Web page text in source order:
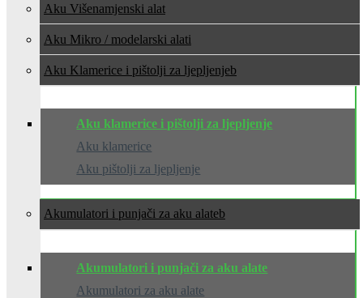
Aku Višenamjenski alat
Aku Mikro / modelarski alati
Aku Klamerice i pištolji za ljepljenje
Aku klamerice i pištolji za ljepljenje
Aku klamerice
Aku pištolji za ljepljenje
Akumulatori i punjači za aku alate
Akumulatori i punjači za aku alate
Akumulatori za aku alate